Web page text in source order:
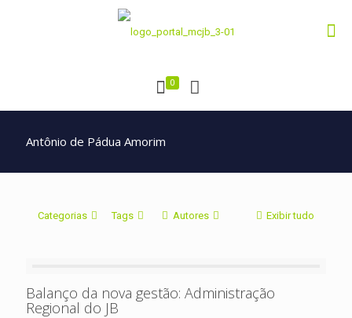
0
Antônio de Pádua Amorim
Categorias Tags Autores Exibir tudo
Balanço da nova gestão: Administração
Regional do JB